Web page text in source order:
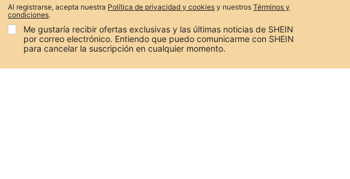
Al registrarse, acepta nuestra Política de privacidad y cookies y nuestros Términos y
condiciones.
Me gustaría recibir ofertas exclusivas y las últimas noticias de SHEIN
por correo electrónico. Entiendo que puedo comunicarme con SHEIN
para cancelar la suscripción en cualquier momento.